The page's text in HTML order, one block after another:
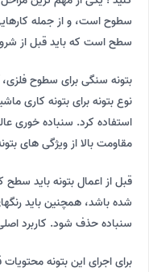
سطوح است، و از جمله
سطح است که باید قبل از
بتونه سنگی برای سطوح فلزی،
نوع بتونه برای بتونه کاری
استفاده کرد. سنباده خوری
مقاومت بالا از ویژگی های
قبل از اعمال بتونه باید
شده باشد، همچنین باید
سنباده حذف شود. کاربرد